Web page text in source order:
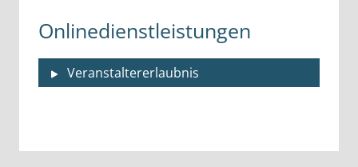
Onlinedienstleistungen
Veranstaltererlaubnis